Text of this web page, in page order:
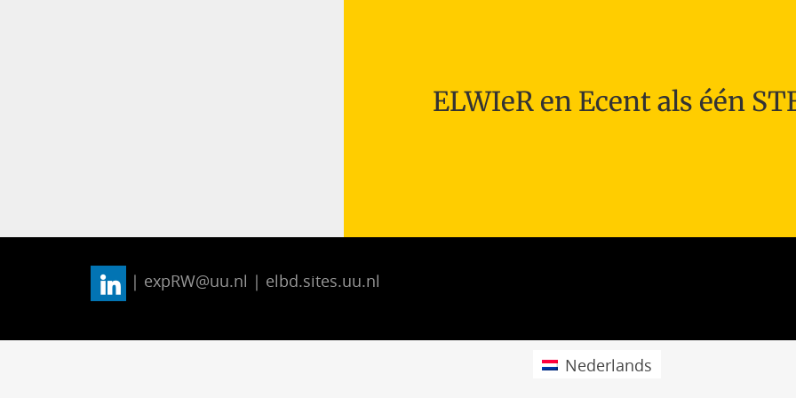
ELWIeR en Ecent als één
| expRW@uu.nl | elbd.sites.uu.nl
Nederlands